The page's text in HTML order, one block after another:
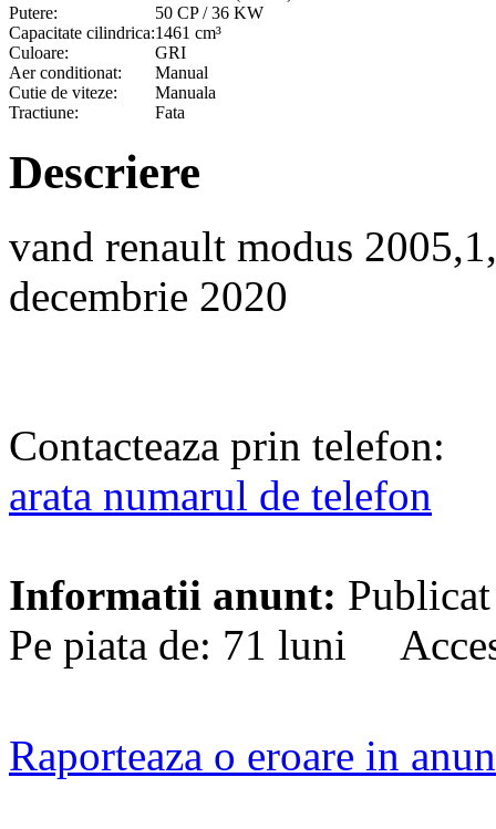
Putere:
50 CP / 36 KW
Capacitate cilindrica:1461 cm³
Culoare:
GRI
Aer conditionat:
Manual
Cutie de viteze:
Manuala
Tractiune:
Fata
Descriere
vand renault modus
decembrie 2020
Contacteaza prin telefon:
arata numarul de telefon
Informatii anunt:
Pe piata de: 71 luni
Raporteaza o eroare in